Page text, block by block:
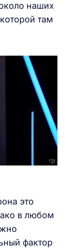
наших
там
это
в любом
фактор